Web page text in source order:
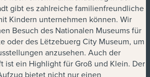
gibt es zahlreiche familienfreundliche
Kindern unternehmen können. Wir
Besuch des Nationalen Museums für
oder des Lëtzebuerg City Museum, um
anzusehen. Auch der
ist ein Highlight für Groß und Klein. Der
bietet nicht nur einen